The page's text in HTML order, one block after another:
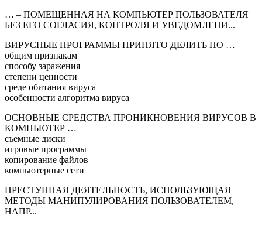
… – ПОМЕЩЕННАЯ НА КОМПЬЮТЕР ПОЛЬЗОВАТЕЛЯ
БЕЗ ЕГО СОГЛАСИЯ, КОНТРОЛЯ И УВЕДОМЛЕНИ...
ВИРУСНЫЕ ПРОГРАММЫ ПРИНЯТО ДЕЛИТЬ ПО …
общим признакам
способу заражения
степени ценности
среде обитания вируса
особенности алгоритма вируса
ОСНОВНЫЕ СРЕДСТВА ПРОНИКНОВЕНИЯ ВИРУСОВ В
КОМПЬЮТЕР …
съемные диски
игровые программы
копирование файлов
компьютерные сети
ПРЕСТУПНАЯ ДЕЯТЕЛЬНОСТЬ, ИСПОЛЬЗУЮЩАЯ
МЕТОДЫ МАНИПУЛИРОВАНИЯ ПОЛЬЗОВАТЕЛЕМ,
НАПР...